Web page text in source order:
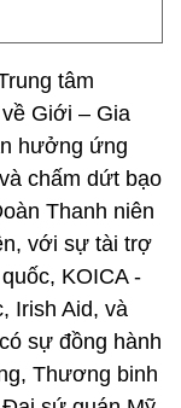
tâm
Giới – Gia
hưởng ứng
chấm dứt bạo
Thanh niên
với sự tài trợ
KOICA -
Irish Aid, và
sự đồng hành
Thương binh